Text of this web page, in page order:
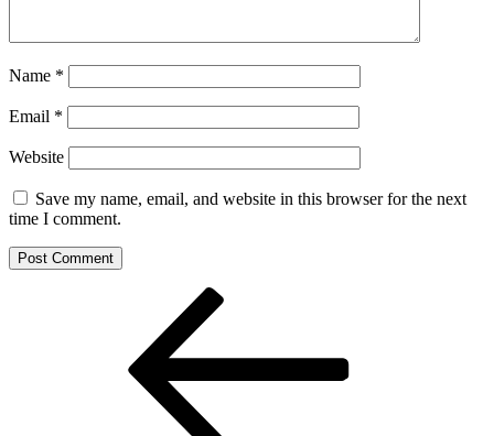
Name *
Email *
Website
Save my name, email, and website in this browser for the next
time I comment.